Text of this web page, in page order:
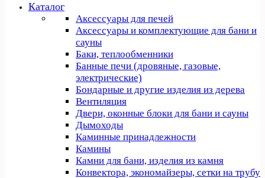
Каталог
Аксессуары для печей
Аксессуары и комплектующие для бани и
сауны
Баки, теплообменники
Банные печи (дровяные, газовые,
электрические)
Бондарные и другие изделия из дерева
Вентиляция
Двери, оконные блоки для бани и сауны
Дымоходы
Каминные принадлежности
Камины
Камни для бани, изделия из камня
Конвектора, экономайзеры, сетки на трубу